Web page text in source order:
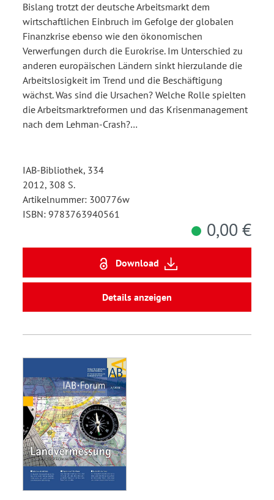
Bislang trotzt der deutsche Arbeitsmarkt dem
wirtschaftlichen Einbruch im Gefolge der globalen
Finanzkrise ebenso wie den ökonomischen
Verwerfungen durch die Eurokrise. Im Unterschied zu
anderen europäischen Ländern sinkt hierzulande die
Arbeitslosigkeit im Trend und die Beschäftigung
wächst. Was sind die Ursachen? Welche Rolle spielten
die Arbeitsmarktreformen und das Krisenmanagement
nach dem Lehman-Crash?…
IAB-Bibliothek, 334
2012, 308 S.
Artikelnummer: 300776w
ISBN: 9783763940561
0,00 €
Download
Details anzeigen